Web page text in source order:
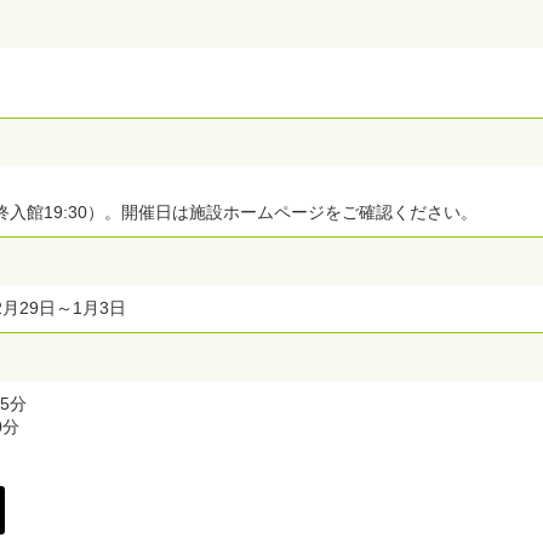
館19:30）。開催日は施設ホームページをご確認ください。
29日～1月3日
分